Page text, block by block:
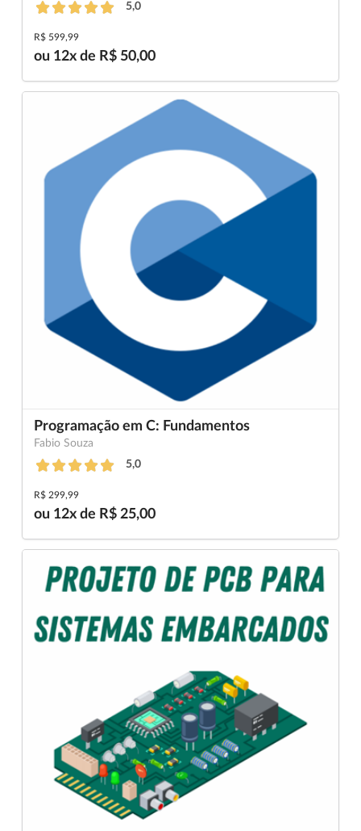
5,0
R$ 599,99
ou 12x de R$ 50,00
Programação em C: Fundamentos
Fabio Souza
5,0
R$ 299,99
ou 12x de R$ 25,00